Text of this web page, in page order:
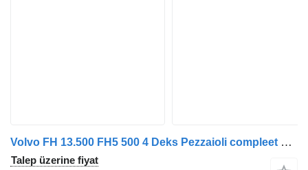
Volvo FH 13.500 FH5 500 4 Deks Pezzaioli compleet + hayvan taşıma römorku
Talep üzerine fiyat